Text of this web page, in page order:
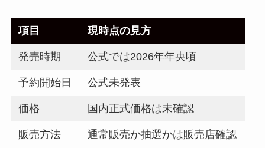
項目 現時点の見方
発売時期 公式では2026年年央頃
予約開始日 公式未発表
価格 国内正式価格は未確認
販売方法 通常販売か抽選かは販売店確認